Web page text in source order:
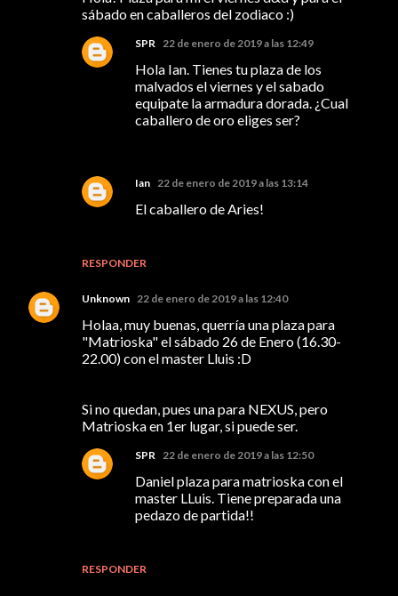
sábado en caballeros del zodiaco :)
RESPONDER
SPR 22 de enero de 2019 a las 12:49
Hola Ian. Tienes tu plaza de los
malvados el viernes y el sabado
equipate la armadura dorada. ¿Cual
caballero de oro eliges ser?
Ian 22 de enero de 2019 a las 13:14
El caballero de Aries!
Unknown 22 de enero de 2019 a las 12:40
Holaa, muy buenas, querría una plaza para
"Matrioska" el sábado 26 de Enero (16.30-
22.00) con el master Lluis :D
Si no quedan, pues una para NEXUS, pero
Matrioska en 1er lugar, si puede ser.
RESPONDER
SPR 22 de enero de 2019 a las 12:50
Daniel plaza para matrioska con el
master LLuis. Tiene preparada una
pedazo de partida!!